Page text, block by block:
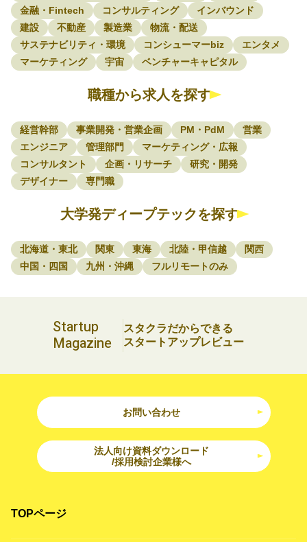
金融・Fintech
コンサルティング
インバウンド
建設
不動産 製造業
物流・配送
サステナビリティ・環境
コンシューマーbiz
エンタメ
マーケティング
宇宙 ベンチャーキャピタル
職種から求人を探す
経営幹部 事業開発・営業企画 PM・PdM
営業
エンジニア
管理部門
マーケティング・広報
コンサルタント
企画・リサーチ
研究・開発
デザイナー
専門職
大学発ディープテックを探す
北海道・東北 関東 東海 北陸・甲信越
関西
中国・四国
九州・沖縄 フルリモートのみ
Startup
Magazine
スタクラだからできる
スタートアップレビュー
お問い合わせ
法人向け資料ダウンロード
/採用検討企業様へ
TOPページ